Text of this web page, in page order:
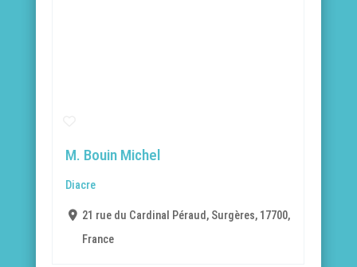
M. Bouin Michel
Diacre
21 rue du Cardinal Péraud, Surgères, 17700,
France